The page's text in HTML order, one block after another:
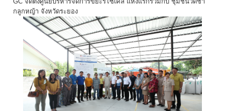
กลูกหญ้า จังหวัดระยอง